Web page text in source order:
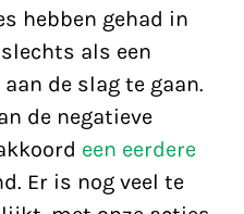
hebben gehad in
als een
de slag te gaan.
de negatieve
een eerdere
Er is nog veel te